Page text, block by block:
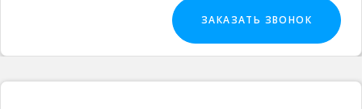
ЗАКАЗАТЬ ЗВОНОК